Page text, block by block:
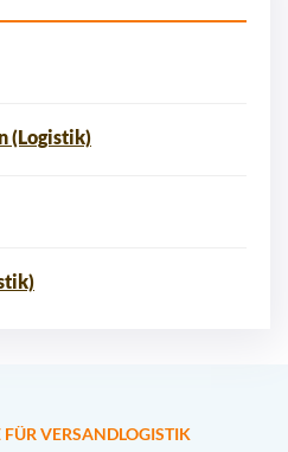
(Logistik)
VERSANDLOGISTIK